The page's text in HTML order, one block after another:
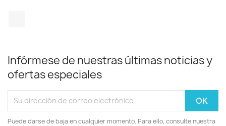
Infórmese de nuestras últimas noticias y
ofertas especiales
Puede darse de baja en cualquier momento. Para ello, consulte nuestra